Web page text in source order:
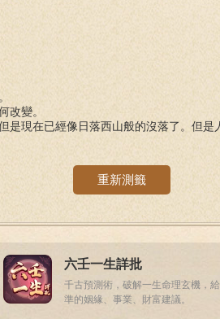
改變。
是現在已經像日落西山般的沒落了。但
重新測籤
六壬一生詳批
千古預測術，破解一生命理玄機，
準的姻緣、事業、財富建議。